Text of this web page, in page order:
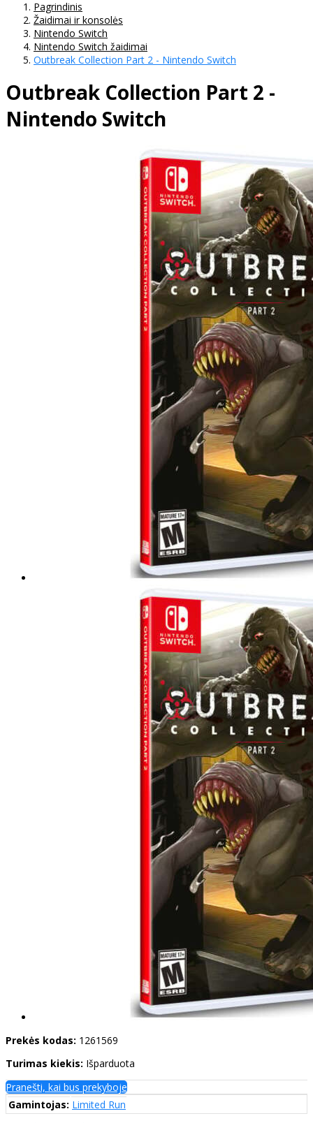
Pagrindinis
Žaidimai ir konsolės
Nintendo Switch
Nintendo Switch žaidimai
Outbreak Collection Part 2 - Nintendo Switch
Outbreak Collection Part 2 -
Nintendo Switch
Prekės kodas: 1261569
Turimas kiekis: Išparduota
Pranešti, kai bus prekyboje
Gamintojas: Limited Run